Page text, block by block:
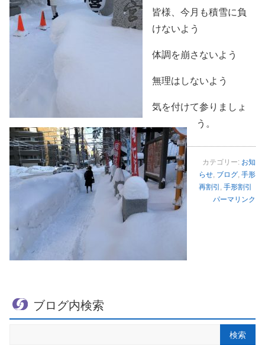
皆様、今月も積雪に負
けないよう
体調を崩さないよう
無理はしないよう
気を付けて参りましょ
う。
カテゴリー: お知
らせ, ブログ, 手形
再割引 , 手形割引
パーマリンク
ブログ内検索